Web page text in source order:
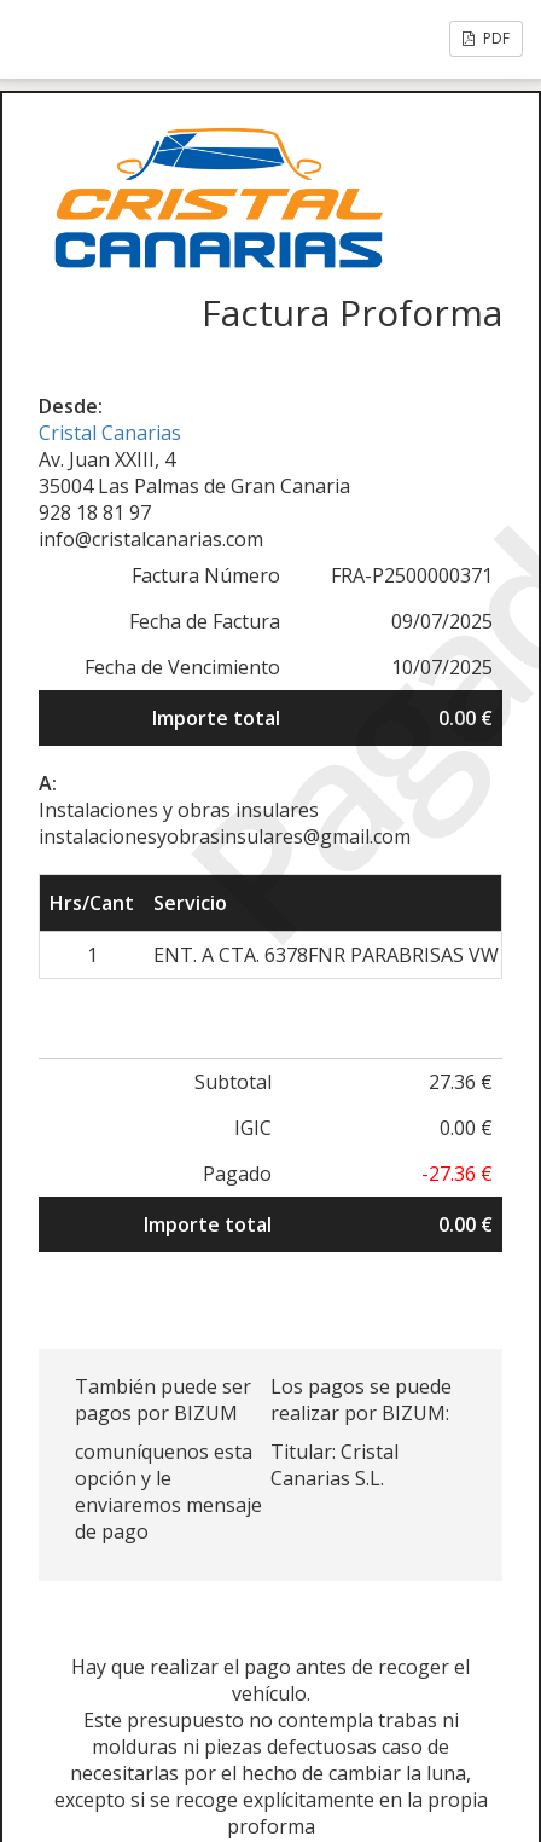
PDF
Factura Proforma
Desde:
Cristal Canarias
Av. Juan XXIII, 4
35004 Las Palmas de Gran Canaria
928 18 81 97
info@cristalcanarias.com
Factura Número
FRA-P2500000371
Fecha de Factura
09/07/2025
Fecha de Vencimiento
10/07/2025
Importe total
0.00 €
A:
Instalaciones y obras insulares
instalacionesyobrasinsulares@gmail.com
Hrs/Cant
Servicio
1
ENT. A CTA. 6378FNR PARABRISAS VW
Subtotal
27.36 €
IGIC
0.00 €
Pagado
-27.36 €
Importe total
0.00 €
También puede ser
pagos por BIZUM
comuníquenos esta
opción y le
enviaremos mensaje
de pago
Los pagos se puede
realizar por BIZUM:
Titular: Cristal
Canarias S.L.
Hay que realizar el pago antes de recoger el
vehículo.
Este presupuesto no contempla trabas ni
molduras ni piezas defectuosas caso de
necesitarlas por el hecho de cambiar la luna,
excepto si se recoge explícitamente en la propia
proforma